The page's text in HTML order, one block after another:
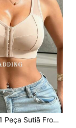
Sutiã Frontal Feminino